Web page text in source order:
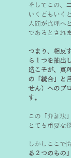
そしてこの、
いくどもいく
人間が真理へ
であるとされ
つまり、相反
ら１つを抽出
造こそが、真
の「統合」と
せん）へのプ
す。
この「弁証法
とても重要な
しかしここで
る２つのもの